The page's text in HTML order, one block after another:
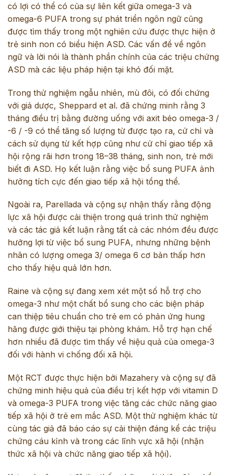
có lợi có thể có của sự liên kết giữa omega-3 và
omega-6 PUFA trong sự phát triển ngôn ngữ cũng
được tìm thấy trong một nghiên cứu được thực hiện ở
trẻ sinh non có biểu hiện ASD. Các vấn đề về ngôn
ngữ và lời nói là thành phần chính của các triệu chứng
ASD mà các liệu pháp hiện tại khó đối mặt.
Trong thử nghiệm ngẫu nhiên, mù đôi, có đối chứng
với giả dược, Sheppard et al. đã chứng minh rằng 3
tháng điều trị bằng đường uống với axit béo omega-3 /
-6 / -9 có thể tăng số lượng từ được tạo ra, cử chỉ và
cách sử dụng từ kết hợp cũng như cử chỉ giao tiếp xã
hội rộng rãi hơn trong 18–38 tháng, sinh non, trẻ mới
biết đi ASD. Họ kết luận rằng việc bổ sung PUFA ảnh
hưởng tích cực đến giao tiếp xã hội tổng thể.
Ngoài ra, Parellada và cộng sự nhận thấy rằng động
lực xã hội được cải thiện trong quá trình thử nghiệm
và các tác giả kết luận rằng tất cả các nhóm đều được
hưởng lợi từ việc bổ sung PUFA, nhưng những bệnh
nhân có lượng omega 3/ omega 6 cơ bản thấp hơn
cho thấy hiệu quả lớn hơn.
Raine và cộng sự đang xem xét một số hỗ trợ cho
omega-3 như một chất bổ sung cho các biện pháp
can thiệp tiêu chuẩn cho trẻ em có phản ứng hung
hăng được giới thiệu tại phòng khám. Hỗ trợ hạn chế
hơn nhiều đã được tìm thấy về hiệu quả của omega-3
đối với hành vi chống đối xã hội.
Một RCT được thực hiện bởi Mazahery và cộng sự đã
chứng minh hiệu quả của điều trị kết hợp với vitamin D
và omega-3 PUFA trong việc tăng các chức năng giao
tiếp xã hội ở trẻ em mắc ASD. Một thử nghiệm khác từ
cùng tác giả đã báo cáo sự cải thiện đáng kể các triệu
chứng cáu kỉnh và trong các lĩnh vực xã hội (nhận
thức xã hội và chức năng giao tiếp xã hội).